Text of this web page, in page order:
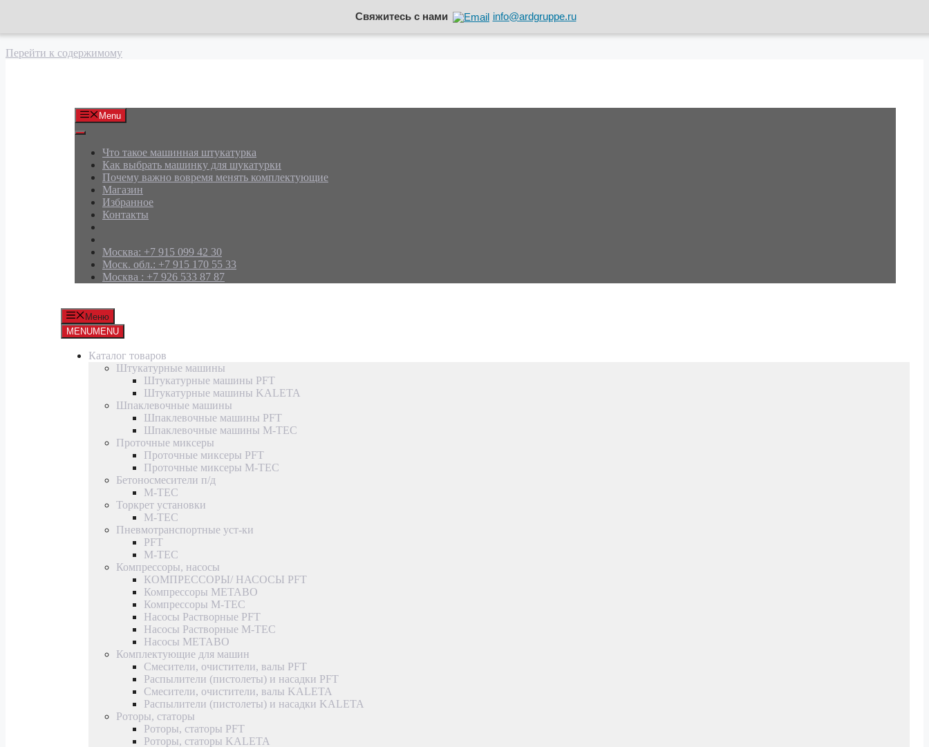
Свяжитесь с нами info@ardgruppe.ru
Перейти к содержимому
Menu
Что такое машинная штукатурка
Как выбрать машинку для шукатурки
Почему важно вовремя менять комплектующие
Магазин
Избранное
Контакты
Москва: +7 915 099 42 30
Моск. обл.: +7 915 170 55 33
Москва : +7 926 533 87 87
Меню
MENUMENU
Каталог товаров
Штукатурные машины
Штукатурные машины PFT
Штукатурные машины KALETA
Шпаклевочные машины
Шпаклевочные машины PFT
Шпаклевочные машины M-TEC
Проточные миксеры
Проточные миксеры PFT
Проточные миксеры M-TEC
Бетоносмесители п/д
M-TEC
Торкрет установки
M-TEC
Пневмотранспортные уст-ки
PFT
M-TEC
Компрессоры, насосы
КОМПРЕССОРЫ/ НАСОСЫ PFT
Компрессоры METABO
Компрессоры M-TEC
Насосы Растворные PFT
Насосы Растворные M-TEC
Насосы METABO
Комплектующие для машин
Смесители, очистители, валы PFT
Распылители (пистолеты) и насадки PFT
Смесители, очистители, валы KALETA
Распылители (пистолеты) и насадки KALETA
Роторы, статоры
Роторы, статоры PFT
Роторы, статоры KALETA